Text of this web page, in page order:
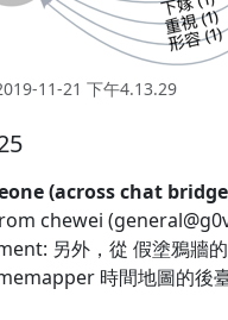
11-21 下午4.13.29
(across chat
chewei
另外，從 假塗鴉牆
時間地圖的後